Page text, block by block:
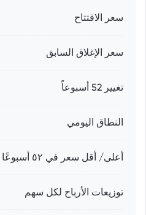
سعر الاقتتاح
سعر الإغلاق السابق
تغيير 52 أسبوعاً
النطاق اليومي
أعلى/ أقل سعر في ٥٢ أسبوعًا
توزيعات الأرباح لكل سهم